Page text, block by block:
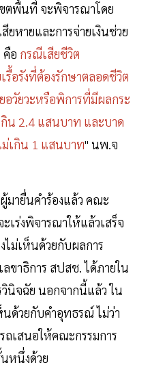
ตพื้นที่ จะพิจารณาโดย
ยหายและการจ่ายเงินช่วย
คือ กรณีเสียชีวิต
อรังที่ต้องรักษาตลอดชีวิต
วัยวะหรือพิการที่มีผลกระ
น 2.4 แสนบาท และบาด
ม่เกิน 1 แสนบาท" นพ.จ
มายื่นคำร้องแล้ว คณะ
เร่งพิจารณาให้แล้วเสร็จ
ไม่เห็นด้วยกับผลการ
าธิการ สปสช. ได้ภายใน
นิจฉัย นอกจากนี้แล้ว ใน
ด้วยกับคำอุทธรณ์ ไม่ว่า
ถเสนอให้คณะกรรมการ
หนึ่งด้วย